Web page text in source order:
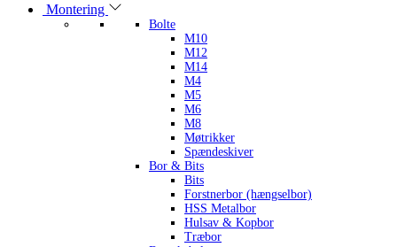
Montering
Bolte
M10
M12
M14
M4
M5
M6
M8
Møtrikker
Spændeskiver
Bor & Bits
Bits
Forstnerbor (hængselbor)
HSS Metalbor
Hulsav & Kopbor
Træbor